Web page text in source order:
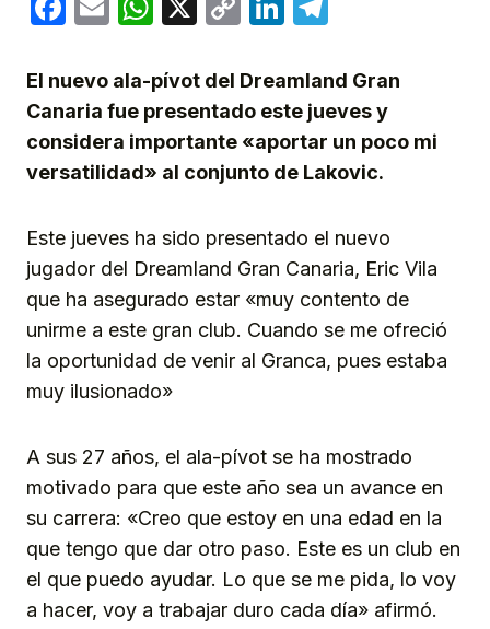
El nuevo ala-pívot del Dreamland Gran
Canaria fue presentado este jueves y
considera importante «aportar un poco mi
versatilidad» al conjunto de Lakovic.
Este jueves ha sido presentado el nuevo
jugador del Dreamland Gran Canaria, Eric Vila
que ha asegurado estar «muy contento de
unirme a este gran club. Cuando se me ofreció
la oportunidad de venir al Granca, pues estaba
muy ilusionado»
A sus 27 años, el ala-pívot se ha mostrado
motivado para que este año sea un avance en
su carrera: «Creo que estoy en una edad en la
que tengo que dar otro paso. Este es un club en
el que puedo ayudar. Lo que se me pida, lo voy
a hacer, voy a trabajar duro cada día» afirmó.